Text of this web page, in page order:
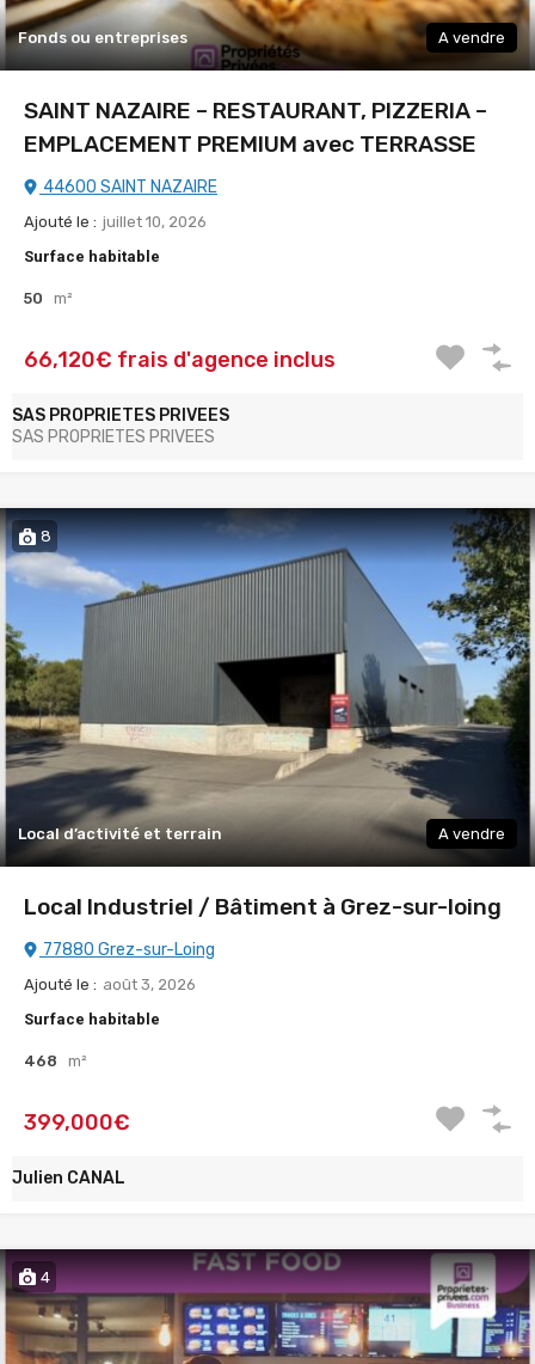
Fonds ou entreprises A vendre
SAINT NAZAIRE – RESTAURANT, PIZZERIA –
EMPLACEMENT PREMIUM avec TERRASSE
44600 SAINT NAZAIRE
Ajouté le : juillet 10, 2026
Surface habitable
50 m²
66,120€ frais d'agence inclus
SAS PROPRIETES PRIVEES
SAS PROPRIETES PRIVEES
8
Local d’activité et terrain A vendre
Local Industriel / Bâtiment à Grez-sur-loing
77880 Grez-sur-Loing
Ajouté le : août 3, 2026
Surface habitable
468 m²
399,000€
Julien CANAL
4